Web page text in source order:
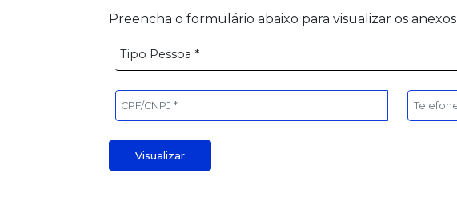
Preencha o formulário abaixo para visualizar os anexos
Visualizar